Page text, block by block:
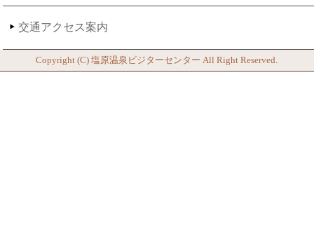
交通アクセス案内
Copyright (C)塩原温泉ビジターセンター All Right Reserved.